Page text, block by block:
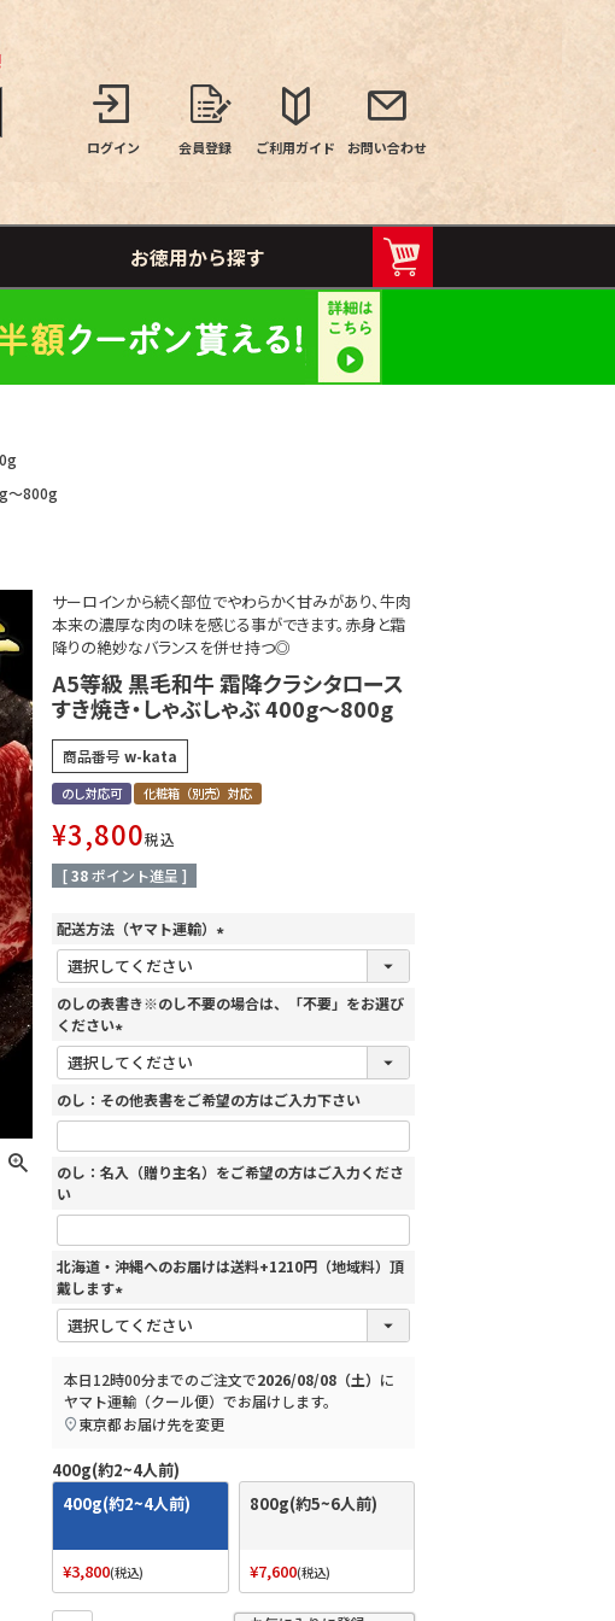
ログイン 会員登録 ご利用ガイド お問い合わせ
お徳用から探す
～800g
サーロインから続く部位でやわらかく甘みがあり、牛肉
本来の濃厚な肉の味を感じる事ができます。赤身と霜
降りの絶妙なバランスを併せ持つ◎
A5等級 黒毛和牛 霜降クラシタロース
すき焼き・しゃぶしゃぶ 400g～800g
商品番号 w-kata
のし対応可 化粧箱（別売）対応
¥3,800税込
[38ポイント進呈 ]
配送方法（ヤマト運輸）
(
必
須
のしの表書き※のし不要の場合は、「不要」をお選び
ください
(
必
須
)
のし：その他表書をご希望の方はご入力下さい
のし：名入（贈り主名）をご希望の方はご入力くださ
い
北海道・沖縄へのお届けは送料+1210円（地域料）頂
戴します
(
必
)
本日12時00分までのご注文で2026/08/08（土） に
ヤマト運輸（クール便）でお届けします。
東京都お届け先を変更
400g(約2~4人前)
400g(約2~4人前)
¥3,800 税込
800g(約5~6人前)
¥7,600 税込